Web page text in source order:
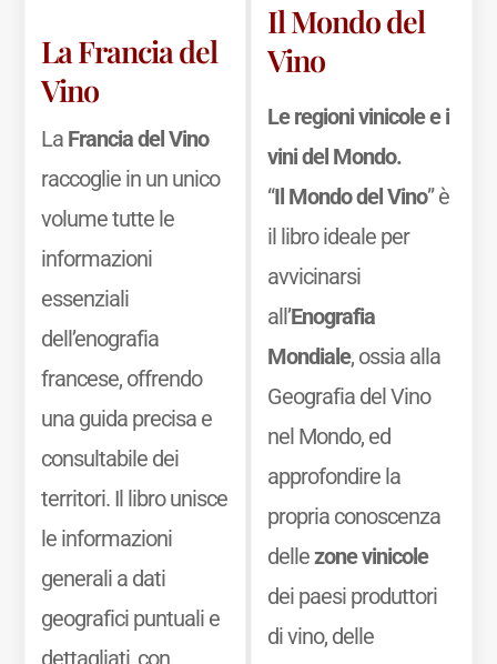
La Francia del
Vino
La Francia del Vino
raccoglie in un unico
volume tutte le
informazioni
essenziali
dell’enografia
francese, offrendo
una guida precisa e
consultabile dei
territori. Il libro unisce
le informazioni
generali a dati
geografici puntuali e
dettagliati, con
Il Mondo del
Vino
Le regioni vinicole e i
vini del Mondo.
“Il Mondo del Vino” è
il libro ideale per
avvicinarsi
all’Enografia
Mondiale, ossia alla
Geografia del Vino
nel Mondo, ed
approfondire la
propria conoscenza
dellezone vinicole
dei paesi produttori
di vino, delle